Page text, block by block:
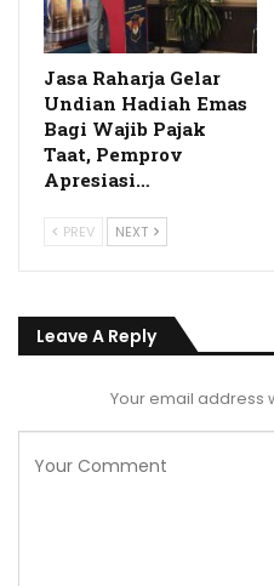
Jasa Raharja Gelar
Undian Hadiah Emas
Bagi Wajib Pajak
Taat, Pemprov
Apresiasi…
PREV NEXT
Leave A Reply
Your email address